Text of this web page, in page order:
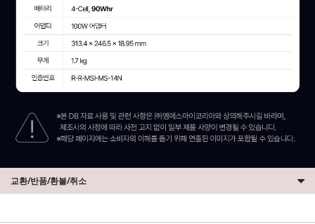
교환/반품/환불/취소